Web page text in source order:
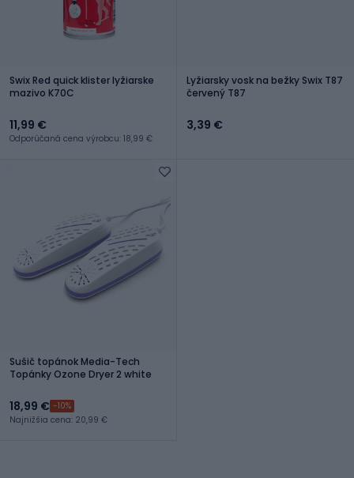
Swix Red quick klister lyžiarske
mazivo K70C
11,99 €
Odporúčaná cena výrobcu: 18,99 €
Lyžiarsky vosk na bežky Swix T87
červený T87
3,39 €
Sušič topánok Media-Tech
Topánky Ozone Dryer 2 white
18,99 € -10%
Najnižšia cena: 20,99 €